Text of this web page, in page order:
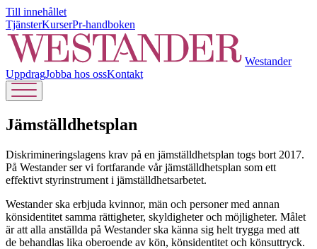
Till innehållet
TjänsterKurserPr-handboken
Westander
UppdragJobba hos ossKontakt
Jämställdhetsplan
Diskrimineringslagens krav på en jämställdhetsplan togs bort 2017.
På Westander ser vi fortfarande vår jämställdhetsplan som ett
effektivt styrinstrument i jämställdhetsarbetet.
Westander ska erbjuda kvinnor, män och personer med annan
könsidentitet samma rättigheter, skyldigheter och möjligheter. Målet
är att alla anställda på Westander ska känna sig helt trygga med att
de behandlas lika oberoende av kön, könsidentitet och könsuttryck.